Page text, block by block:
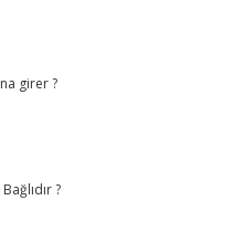
girer ?
?